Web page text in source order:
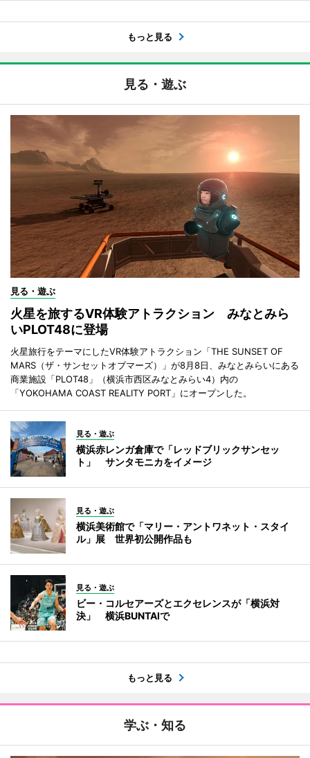
もっと見る
見る・遊ぶ
見る・遊ぶ
火星を旅するVR体験アトラクション みなとみら
いPLOT48に登場
火星旅行をテーマにしたVR体験アトラクション「THE SUNSET OF
MARS（ザ・サンセットオブマーズ）」が8月8日、みなとみらいにある
商業施設「PLOT48」（横浜市西区みなとみらい4）内の
「YOKOHAMA COAST REALITY PORT」にオープンした。
見る・遊ぶ
横浜赤レンガ倉庫で「レッドブリックサンセッ
ト」 サンタモニカをイメージ
見る・遊ぶ
横浜美術館で「マリー・アントワネット・スタイ
ル」展 世界初公開作品も
見る・遊ぶ
ビー・コルセアーズとエクセレンスが「横浜対
決」 横浜BUNTAIで
もっと見る
学ぶ・知る